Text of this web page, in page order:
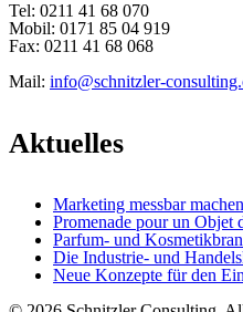
Tel: 0211 41 68 070
Mobil: 0171 85 04 919
Fax: 0211 41 68 068
Mail: info@schnitzler-
Aktuelles
Marketing messbar
Promenade pour un Objet
Parfum- und
Die Industrie- und
Neue Konzepte für den